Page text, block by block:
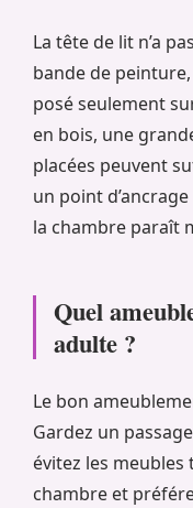
La tête de lit n’a
bande de
posé seulement
en bois, une
placées peuvent
un point
la chambre paraît
Quel
adulte ?
Le bon
Gardez un
évitez les
chambre et